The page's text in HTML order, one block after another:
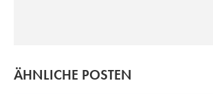
ÄHNLICHE POSTEN